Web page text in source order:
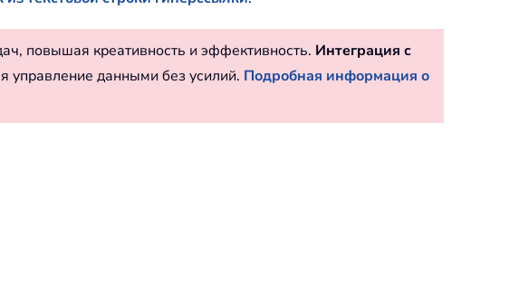
повышая креативность и эффективность. Интеграция с
управление данными без усилий. Подробная информация о